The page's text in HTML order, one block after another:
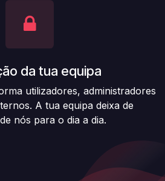
da tua equipa
utilizadores, administradores
A tua equipa deixa de
nós para o dia a dia.